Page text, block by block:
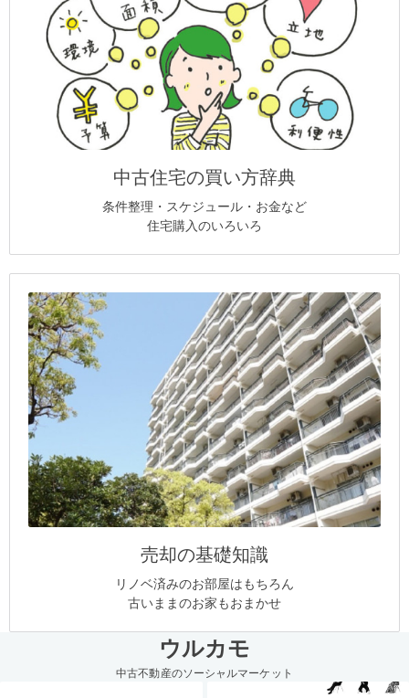
中古住宅の買い方辞典
条件整理・スケジュール・お金など
住宅購入のいろいろ
売却の基礎知識
リノベ済みのお部屋はもちろん
古いままのお家もおまかせ
ウルカモ
中古不動産のソーシャルマーケット